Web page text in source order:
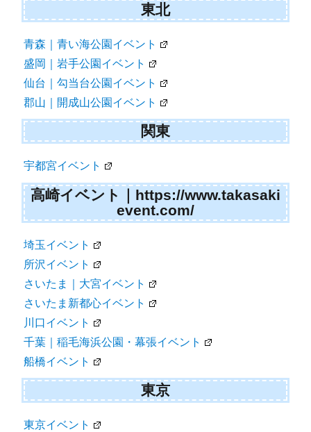
東北
青森｜青い海公園イベント
盛岡｜岩手公園イベント
仙台｜勾当台公園イベント
郡山｜開成山公園イベント
関東
宇都宮イベント
高崎イベント｜https://www.takasaki
event.com/
埼玉イベント
所沢イベント
さいたま｜大宮イベント
さいたま新都心イベント
川口イベント
千葉｜稲毛海浜公園・幕張イベント
船橋イベント
東京
東京イベント